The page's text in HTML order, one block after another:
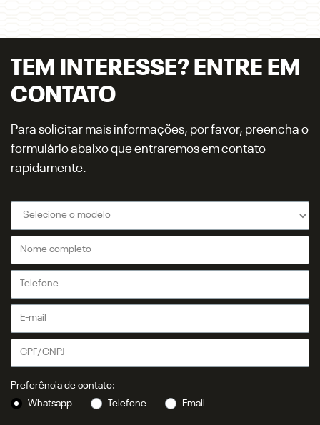
TEM INTERESSE? ENTRE EM
CONTATO
Para solicitar mais informações, por favor, preencha o
formulário abaixo que entraremos em contato
rapidamente.
Preferência de contato:
Whatsapp
Telefone Email